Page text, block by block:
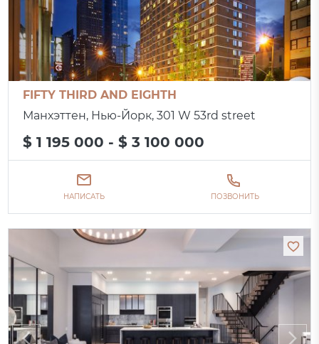
FIFTY THIRD AND EIGHTH
Манхэттен, Нью-Йорк, 301 W 53rd street
$ 1 195 000 - $ 3 100 000
НАПИСАТЬ ПОЗВОНИТЬ